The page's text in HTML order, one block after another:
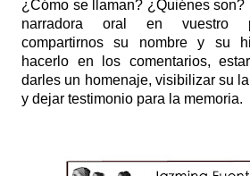
¿Cómo se llaman? ¿Quiénes
narradora oral en vuestro
compartirnos su nombre y su
hacerlo en los comentarios,
darles un homenaje, visibilizar su
y dejar testimonio para la memoria.